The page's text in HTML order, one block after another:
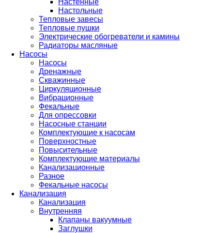
Настенные
Настольные
Тепловые завесы
Тепловые пушки
Электрические обогреватели и камины
Радиаторы масляные
Насосы
Насосы
Дренажные
Скважинные
Циркуляционные
Вибрационные
Фекальные
Для опрессовки
Насосные станции
Комплектующие к насосам
Поверхностные
Повысительные
Комплектующие материалы
Канализационные
Разное
Фекальные насосы
Канализация
Канализация
Внутренняя
Клапаны вакуумные
Заглушки